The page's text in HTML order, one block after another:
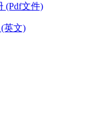
(Pdf文件)
英文)